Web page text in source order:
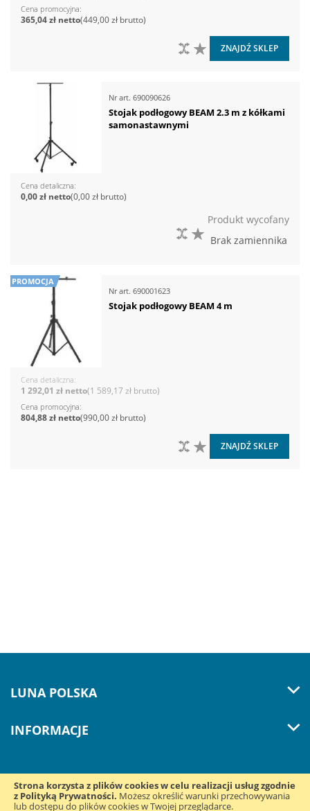
Strona korzysta z plików cookies w celu realizacji usług zgodnie
z Polityką Prywatności. Możesz określić warunki przechowywania
lub dostępu do plików cookies w Twojej przeglądarce.
Cena promocyjna
449,00 zł
365,04 zł
DO LISTY ŻYCZEŃ
DO PORÓWNANIA
ZNAJDŹ SKLEP
Nr art. 690090626
Stojak podłogowy BEAM 2.3 m z kółkami
samonastawnymi
Cena detaliczna
0,00 zł
0,00 zł
DO PORÓWNANIA
Produkt wycofany
Brak zamiennika
PROMOCJA
Nr art. 690001623
Stojak podłogowy BEAM 4 m
Cena detaliczna
1 589,17 zł
1 292,01 zł
Cena promocyjna
990,00 zł
804,88 zł
DO LISTY ŻYCZEŃ
DO PORÓWNANIA
ZNAJDŹ SKLEP
LUNA POLSKA
INFORMACJE
Śledź nas w mediach